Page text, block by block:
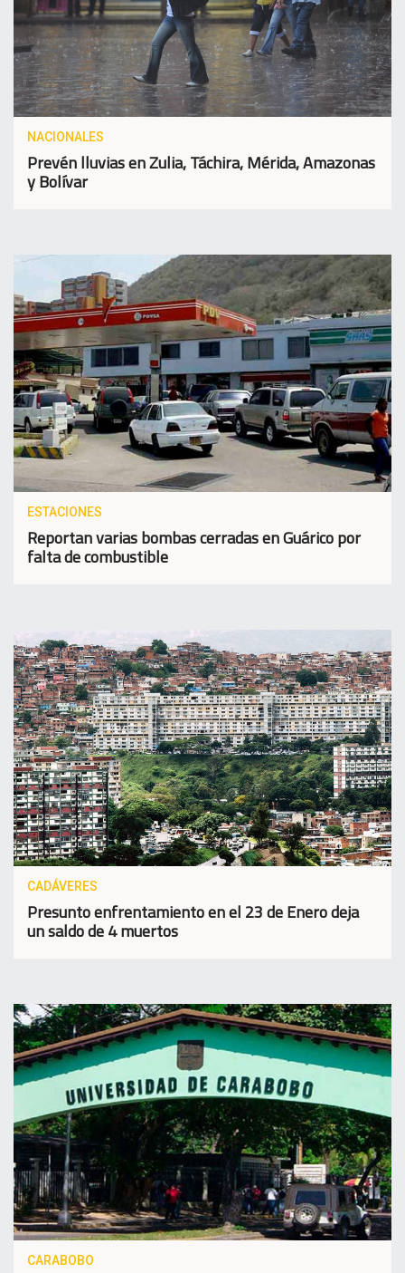
NACIONALES
Prevén lluvias en Zulia, Táchira, Mérida, Amazonas
y Bolívar
ESTACIONES
Reportan varias bombas cerradas en Guárico por
falta de combustible
CADÁVERES
Presunto enfrentamiento en el 23 de Enero deja
un saldo de 4 muertos
CARABOBO